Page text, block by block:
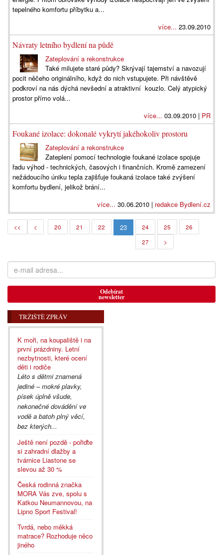
tepelného komfortu příbytku a...
více... 23.09.2010
Návraty letního bydlení na půdě
Zateplování a rekonstrukce
Také milujete staré půdy? Skrývají tajemství a navozují
pocit něčeho originálního, když do nich vstupujete. Při návštěvě
podkroví na nás dýchá nevšední a atraktivní kouzlo. Celý atypický
prostor přímo volá...
více... 03.09.2010 | PR
Foukané izolace: dokonalé vykrytí jakéhokoliv prostoru
Zateplování a rekonstrukce
Zateplení pomocí technologie foukané izolace spojuje
řadu výhod - technických, časových i finančních. Kromě zamezení
nežádoucího úniku tepla zajišťuje foukaná izolace také zvýšení
komfortu bydlení, jelikož brání...
více... 30.06.2010 | redakce Bydlení.cz
<< < 20 21 22 23 24 25
26
27
>
Odebírat
newsletter
TRŽIŠTĚ ZPRÁV
K moři, na koupaliště i na
první prázdniny. Letní
nezbytnosti, které ocení
děti i rodiče
Léto s dětmi znamená
jediné – mokré plavky,
písek úplně všude,
nekonečné dovádění ve
vodě a batoh plný věcí,
bez kterých...
Ještě není pozdě - pořiďte
si zahradní dlažby a
tvárnice Liastone se
slevou až 30 %
Česká rodinná značka
MORA Vás zve, spolu s
Katkou Neumannovou, na
Lipno Sport Festival!
Tvrdá, nebo měkká
matrace? Rozhoduje něco
jiného